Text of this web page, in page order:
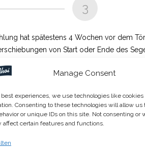
Manage Consent
best experiences, we use technologies like
Consenting to these technologies will allow us
or unique IDs on this site. Not consenting or
affect certain features and functions.
3
hat spätestens 4 Wochen vor dem
von Start oder Ende des
An- und Abreisemöglichkeiten mit